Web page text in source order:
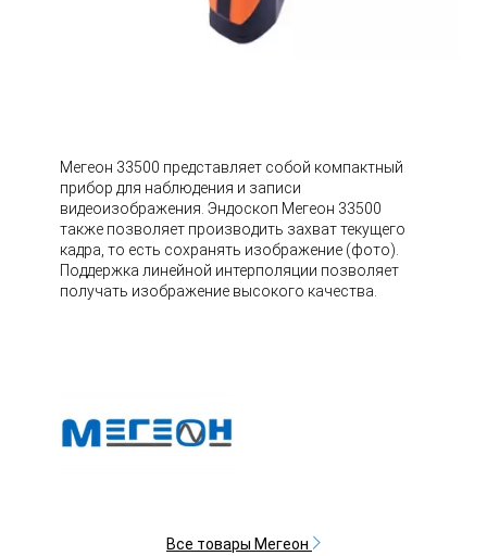
Мегеон 33500 представляет собой компактный
прибор для наблюдения и записи
видеоизображения. Эндоскоп Мегеон 33500
также позволяет производить захват текущего
кадра, то есть сохранять изображение (фото).
Поддержка линейной интерполяции позволяет
получать изображение высокого качества.
Все товары Мегеон